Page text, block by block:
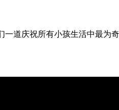
一道庆祝所有小孩生活中最为